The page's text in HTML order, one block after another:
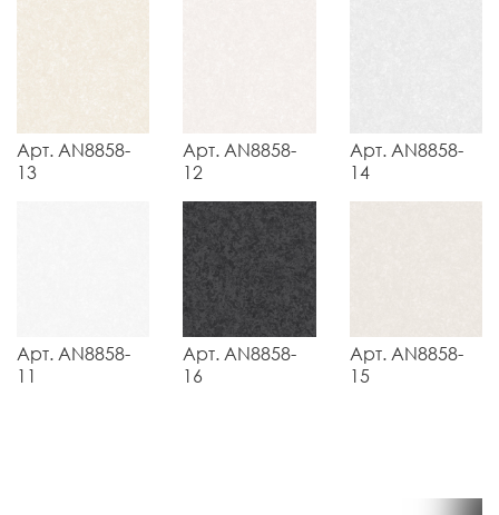
Арт. AN8858-
13
Арт. AN8858-
12
Арт. AN8858-
14
Арт. AN8858-
11
Арт. AN8858-
16
Арт. AN8858-
15